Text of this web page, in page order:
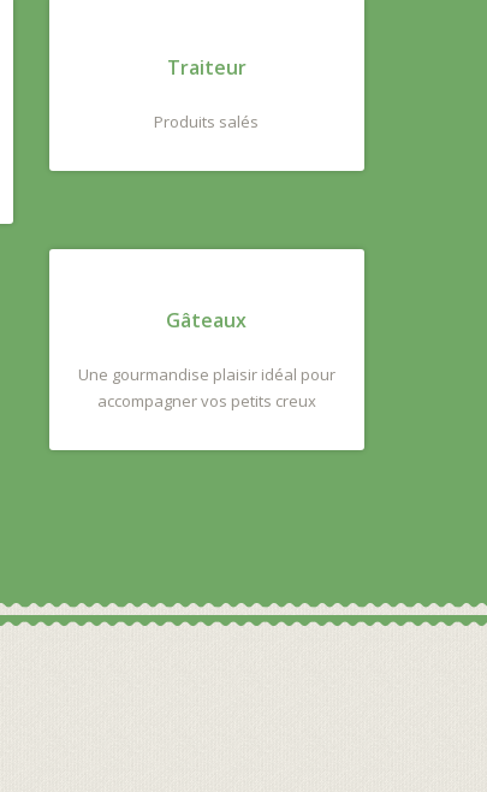
Traiteur
Produits salés
Gâteaux
Une gourmandise plaisir idéal pour
accompagner vos petits creux